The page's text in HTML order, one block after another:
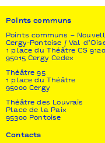
Ministère de la
la Ville de Marseille
Points communs
Points communs –
Cergy-Pontoise / Val
1 place du Théâtre CS
95015 Cergy Cedex
Théâtre 95
1 place du Théâtre
95000 Cergy
Théâtre des Louvrais
Place de la Paix
95300 Pontoise
Contacts